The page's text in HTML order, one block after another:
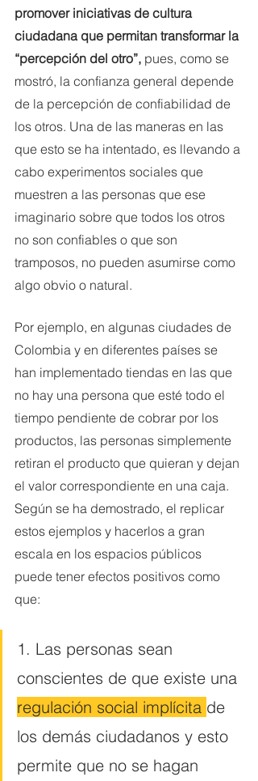
promover iniciativas de cultura
ciudadana que permitan transformar la
“percepción del otro”, pues, como se
mostró, la confianza general depende
de la percepción de confiabilidad de
los otros. Una de las maneras en las
que esto se ha intentado, es llevando a
cabo experimentos sociales que
muestren a las personas que ese
imaginario sobre que todos los otros
no son confiables o que son
tramposos, no pueden asumirse como
algo obvio o natural.
Por ejemplo, en algunas ciudades de
Colombia y en diferentes países se
han implementado tiendas en las que
no hay una persona que esté todo el
tiempo pendiente de cobrar por los
productos, las personas simplemente
retiran el producto que quieran y dejan
el valor correspondiente en una caja.
Según se ha demostrado, el replicar
estos ejemplos y hacerlos a gran
escala en los espacios públicos
puede tener efectos positivos como
que:
1. Las personas sean
conscientes de que existe una
regulación social implícita de
los demás ciudadanos y esto
permite que no se hagan